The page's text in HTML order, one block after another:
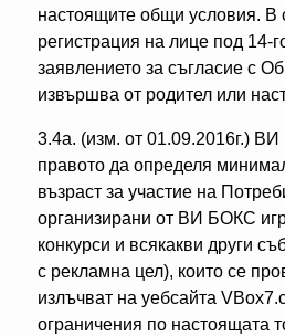
настоящите общи условия. В
регистрация на лице под 14-
заявлението за съгласие с
извършва от родител или
3.4а. (изм. от 01.09.2016г.)
правото да определя
възраст за участие на
организирани от ВИ БОКС
конкурси и всякакви други
с рекламна цел), които се
излъчват на уебсайта
ограничения по настоящата